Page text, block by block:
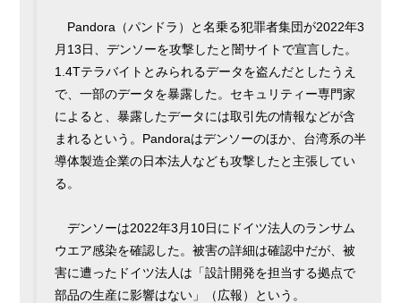
Pandora（パンドラ）と名乗る犯罪者集団が2022年3
月13日、デンソーを攻撃したと闇サイトで宣言した。
1.4Tテラバイトとみられるデータを盗んだとしたうえ
で、一部のデータを暴露した。セキュリティー専門家
によると、暴露したデータには取引先の情報などが含
まれるという。Pandoraはデンソーのほか、台湾系の半
導体製造企業の日本法人なども攻撃したと主張してい
る。
デンソーは2022年3月10日にドイツ法人のランサム
ウエア感染を確認した。被害の詳細は確認中だが、被
害に遭ったドイツ法人は「設計開発を担当する拠点で
部品の生産に影響はない」（広報）という。